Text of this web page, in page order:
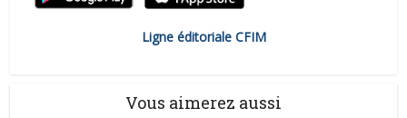
Ligne éditoriale CFIM
Vous aimerez aussi